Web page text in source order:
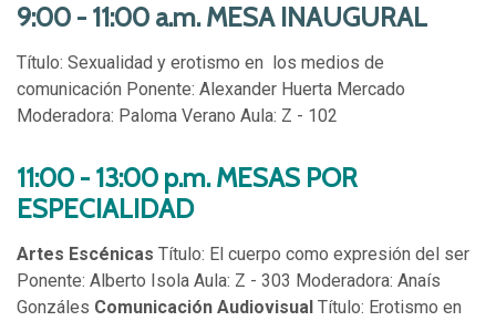
9:00 - 11:00 a.m. MESA INAUGURAL
Título: Sexualidad y erotismo en los medios de
comunicación Ponente: Alexander Huerta Mercado
Moderadora: Paloma Verano Aula: Z - 102
11:00 - 13:00 p.m. MESAS POR
ESPECIALIDAD
Artes Escénicas Título: El cuerpo como expresión del ser
Ponente: Alberto Isola Aula: Z - 303 Moderadora: Anaís
Gonzáles Comunicación Audiovisual Título: Erotismo en